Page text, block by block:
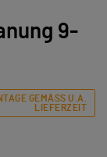
9-
GEMÄSS U.A. L
IEFERZEIT